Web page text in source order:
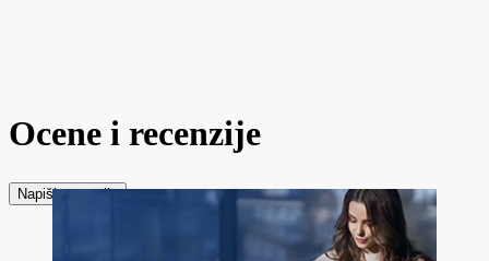
Ocene i recenzije
Napiši recenziju